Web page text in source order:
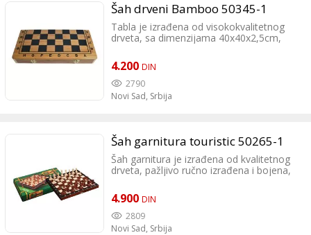
Šah drveni Bamboo 50345-1
Tabla je izrađena od visokokvalitetnog
drveta, sa dimenzijama 40x40x2,5cm,
igru. Ova tabla nudi tri različite igre - šah,
dame i backgammon, omogućavajući
raznovrsnost i izbor za sve ljubitelje
društvenih igara.
4.200 DIN
2790
Novi Sad, Srbija
Šah garnitura touristic 50265-1
Šah garnitura je izrađena od kvalitetnog
drveta, pažljivo ručno izrađena i bojena,
elegancijom i sofisticiranošću. Proizvođač
šaha "Wegiel" je sinonim za vrhunski
kvalitet i tradiciju, sa više od 50 godina
iskustva u proizvodnji najboljih drvenih
4.900 DIN
2809
Novi Sad, Srbija